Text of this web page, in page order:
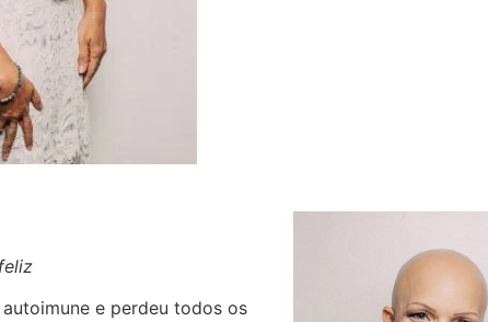
e perdeu todos os